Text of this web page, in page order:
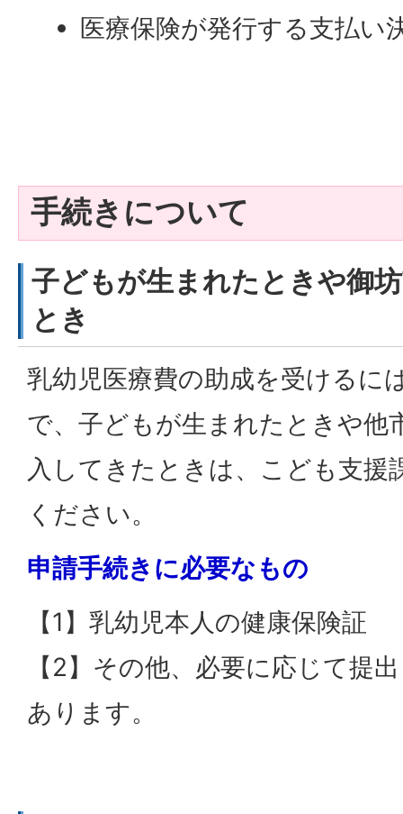
医療保険が発行する支払い
手続きについて
子どもが生まれたときや御
とき
乳幼児医療費の助成を受けるに
で、子どもが生まれたときや他
入してきたときは、こども支援
ください。
申請手続きに必要なもの
【1】乳幼児本人の健康保険証
【2】その他、必要に応じて提
あります。